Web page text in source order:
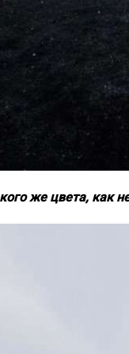
же цвета, как